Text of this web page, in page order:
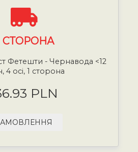
СТОРОНА
Фетешти - Чернавода <12
4 осі, 1 сторона
PLN